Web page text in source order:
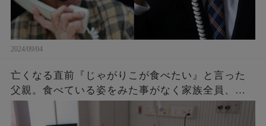
2024/09/04
亡くなる直前『じゃがりこが食べたい』と言った
父親。食べている姿をみた事がなく家族全員、不
思議に思っていたら・・・後に判明したその理由
に涙が止まらない。